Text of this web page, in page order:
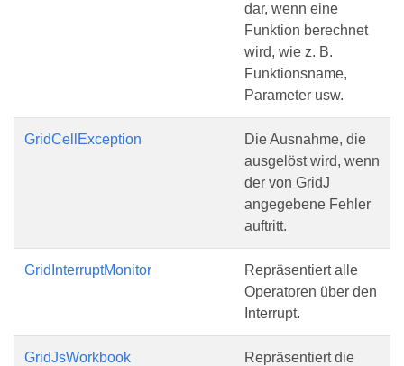
dar, wenn eine
Funktion berechnet
wird, wie z. B.
Funktionsname,
Parameter usw.
GridCellException
Die Ausnahme, die
ausgelöst wird, wenn
der von GridJ
angegebene Fehler
auftritt.
GridInterruptMonitor
Repräsentiert alle
Operatoren über den
Interrupt.
GridJsWorkbook
Repräsentiert die